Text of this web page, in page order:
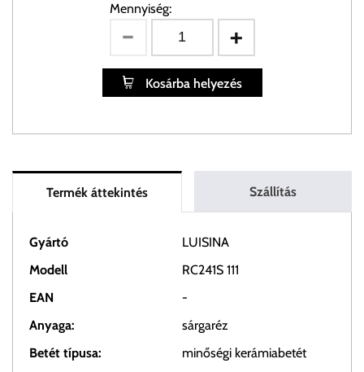
Mennyiség:
Kosárba helyezés
Termék áttekintés Szállítás
Gyártó
LUISINA
Modell
RC241S 111
EAN
-
Anyaga:
sárgaréz
Betét típusa:
minőségi kerámiabetét